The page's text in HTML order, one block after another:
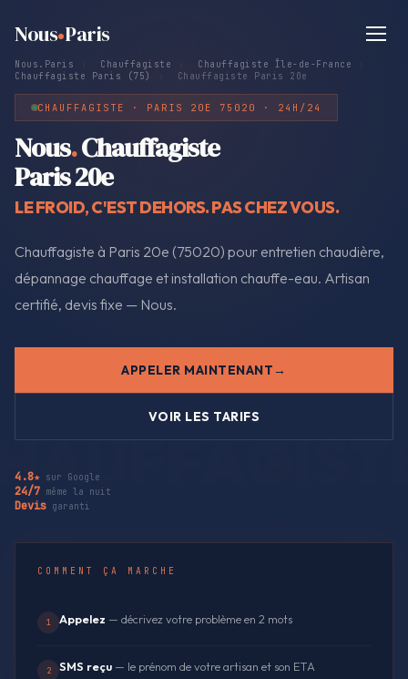
Nous Paris
Nous.Paris Chauffagiste Chauffagiste Île-de-France
Chauffagiste Paris (75)
Chauffagiste Paris 20e
CHAUFFAGISTE · PARIS 20E 75020 · 24H/24
Nous.Chauffagiste
Paris 20e
LE FROID, C'EST DEHORS. PAS CHEZ VOUS.
Chauffagiste à Paris 20e (75020) pour entretien chaudière,
dépannage chauffage et installation chauffe-eau. Artisan
certifié, devis fixe — Nous.
APPELER MAINTENANT
VOIR LES TARIFS
4.8★ sur Google
24/7 même la nuit
Devis garanti
COMMENT ÇA MARCHE
1 Appelez — décrivez votre problème en 2 mots
2 SMS reçu — le prénom de votre artisan et son ETA